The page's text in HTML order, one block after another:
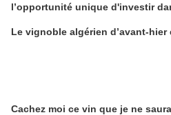
l’opportunité unique d'investir
Alain Edouard
Le vignoble algérien d’avant-hier
Cachez moi ce vin que je ne